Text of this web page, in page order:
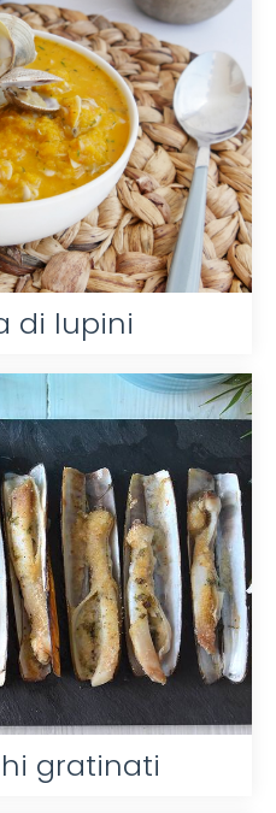
di lupini
gratinati